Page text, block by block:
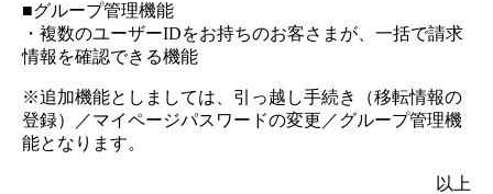
■グループ管理機能
・複数のユーザーIDをお持ちのお客さまが、一括で請求
情報を確認できる機能
※追加機能としましては、引っ越し手続き（移転情報の
登録）／マイページパスワードの変更／グループ管理機
能となります。
以上